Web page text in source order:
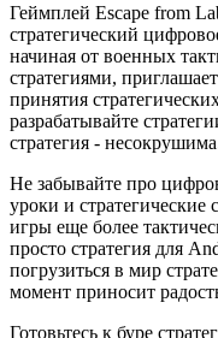
Геймплей Escape from
стратегический
начиная от военных
стратегиями,
принятия
разрабатывайте
стратегия -
Не забывайте про
уроки и стратегические
игры еще более
просто стратегия для
погрузиться в мир
момент приносит
Готовьтесь к буре